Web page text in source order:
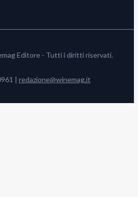
Editore - Tutti i diritti riservati.
| redazione@winemag.it